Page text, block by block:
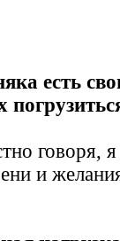
есть
говоря, я
и